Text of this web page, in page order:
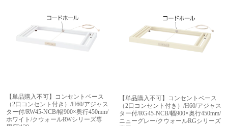
【単品購入不可】コンセントベース
（2口コンセント付き）/H60/アジャス
ター付/RW45-NCB/幅900×奥行450mm/
ホワイト/クウォールRWシリーズ専
【単品購入不可】コンセントベース
（2口コンセント付き）/H60/アジャス
ター付/RG45-NCB/幅900×奥行450mm/
ニューグレー/クウォールRGシリーズ